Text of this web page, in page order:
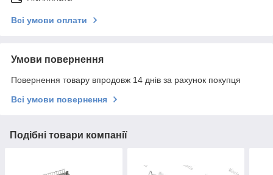
Всі умови оплати
Умови повернення
Повернення товару впродовж 14 днів за рахунок покупця
Всі умови повернення
Подібні товари компанії